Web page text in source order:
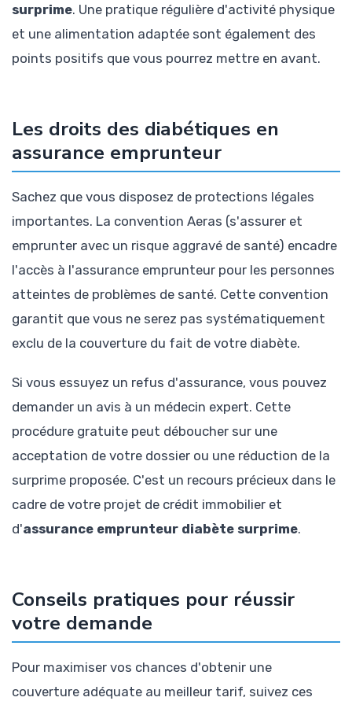
surprime. Une pratique régulière d'activité physique
et une alimentation adaptée sont également des
points positifs que vous pourrez mettre en avant.
Les droits des diabétiques en
assurance emprunteur
Sachez que vous disposez de protections légales
importantes. La convention Aeras (s'assurer et
emprunter avec un risque aggravé de santé) encadre
l'accès à l'assurance emprunteur pour les personnes
atteintes de problèmes de santé. Cette convention
garantit que vous ne serez pas systématiquement
exclu de la couverture du fait de votre diabète.
Si vous essuyez un refus d'assurance, vous pouvez
demander un avis à un médecin expert. Cette
procédure gratuite peut déboucher sur une
acceptation de votre dossier ou une réduction de la
surprime proposée. C'est un recours précieux dans le
cadre de votre projet de crédit immobilier et
d'assurance emprunteur diabète surprime.
Conseils pratiques pour réussir
votre demande
Pour maximiser vos chances d'obtenir une
couverture adéquate au meilleur tarif, suivez ces